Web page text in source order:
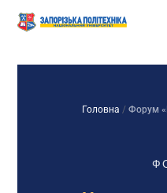
Головна / Форум